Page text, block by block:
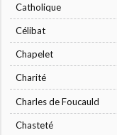
Catholique
Célibat
Chapelet
Charité
Charles de Foucauld
Chasteté